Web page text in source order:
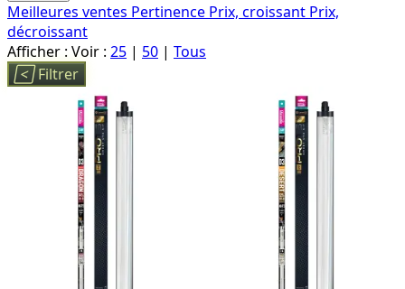
Meilleures ventes Pertinence Prix, croissant Prix,
décroissant
Afficher : Voir : 25 | 50 | Tous
 Filtrer